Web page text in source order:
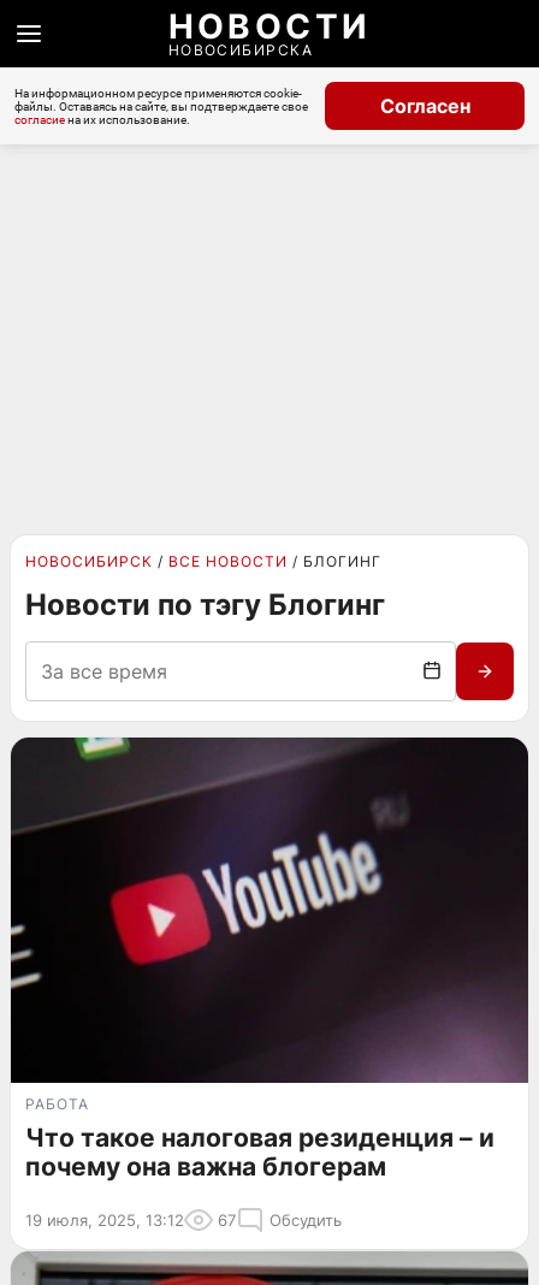
НОВОСТИ
НОВОСИБИРСКА
На информационном ресурсе применяются cookie-
файлы. Оставаясь на сайте, вы подтверждаете свое
согласиена их использование.
Согласен
НОВОСИБИРСК ВСЕ НОВОСТИ БЛОГИНГ
Новости по тэгу Блогинг
РАБОТА
Что такое налоговая резиденция – и
почему она важна блогерам
19 июля, 2025, 13:12 67 Обсудить